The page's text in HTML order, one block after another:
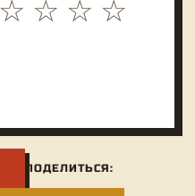
ПОДЕЛИТЬСЯ: